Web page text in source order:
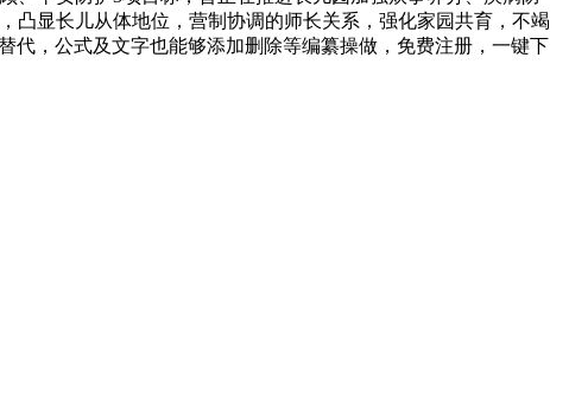
凸显长儿从体地位，营制协调的师长关系，强化家园共育，不竭
代，公式及文字也能够添加删除等编纂操做，免费注册，一键下